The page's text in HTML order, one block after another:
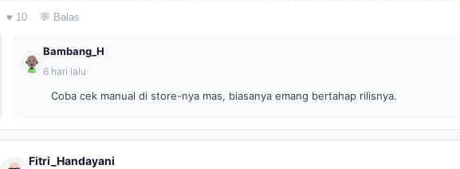
♥ 10 💬 Balas
Bambang_H
6 hari lalu
Coba cek manual di store-nya mas, biasanya emang bertahap rilisnya.
Fitri_Handayani